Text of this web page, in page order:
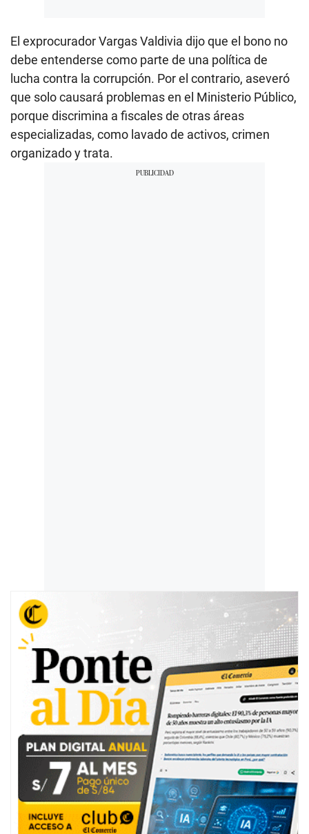
El exprocurador Vargas Valdivia dijo que el bono no
debe entenderse como parte de una política de
lucha contra la corrupción. Por el contrario, aseveró
que solo causará problemas en el Ministerio Público,
porque discrimina a fiscales de otras áreas
especializadas, como lavado de activos, crimen
organizado y trata.